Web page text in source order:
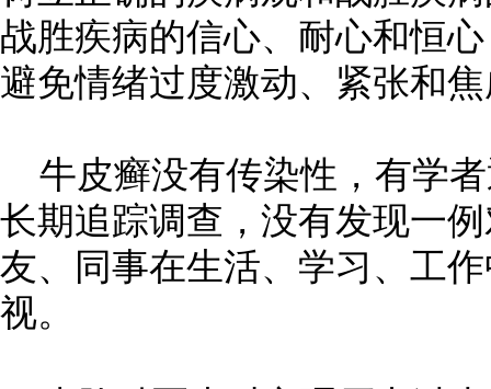
战胜疾病的信心、耐心和恒
避免情绪过度激动、紧张和
牛皮癣没有传染性，有学
长期追踪调查，没有发现一
友、同事在生活、学习、工
视。